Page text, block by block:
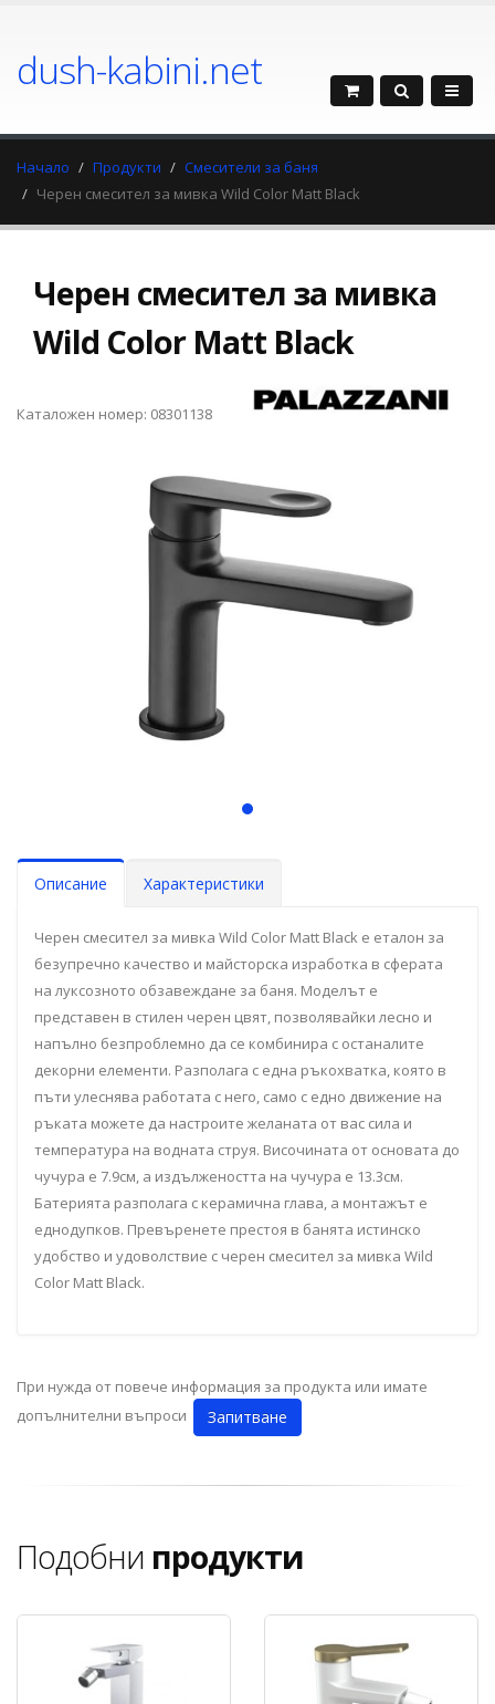
dush-kabini.net
Начало Продукти
Смесители за баня
Черен смесител за мивка Wild Color Matt Black
Черен смесител за мивка
Wild Color Matt Black
Каталожен номер: 08301138
Описание Характеристики
Черен смесител за мивка Wild Color Matt Black е еталон за
безупречно качество и майсторска изработка в сферата
на луксозното обзавеждане за баня. Моделът е
представен в стилен черен цвят, позволявайки лесно и
напълно безпроблемно да се комбинира с останалите
декорни елементи. Разполага с една ръкохватка, която в
пъти улеснява работата с него, само с едно движение на
ръката можете да настроите желаната от вас сила и
температура на водната струя. Височината от основата до
чучура е 7.9см, а издължеността на чучура е 13.3см.
Батерията разполага с керамична глава, а монтажът е
еднодупков. Превъренете престоя в банята истинско
удобство и удоволствие с черен смесител за мивка Wild
Color Matt Black.
При нужда от повече информация за продукта или имате
допълнителни въпроси
Запитване
Подобни продукти